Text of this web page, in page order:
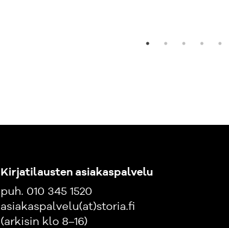
Kirjatilausten asiakaspalvelu
puh. 010 345 1520
asiakaspalvelu(at)storia.fi
(arkisin klo 8–16)